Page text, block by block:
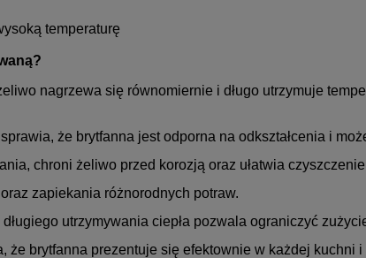
temperaturę
nagrzewa się równomiernie i długo utrzymuje
że brytfanna jest odporna na odkształcenia i
chroni żeliwo przed korozją oraz ułatwia
zapiekania różnorodnych potraw.
utrzymywania ciepła pozwala ograniczyć
że brytfanna prezentuje się efektownie w każdej